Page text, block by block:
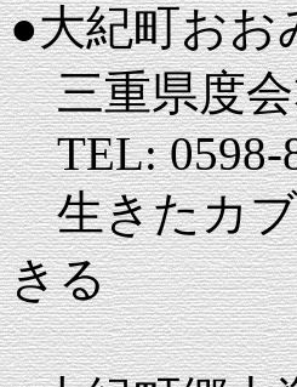
●大紀町おお
三重県度会
TEL: 0598-
生きたカブ
きる